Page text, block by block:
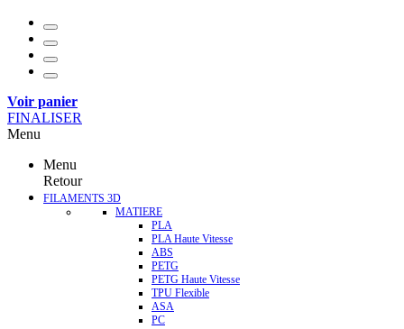
Voir panier
FINALISER
Menu
Menu
Retour
FILAMENTS 3D
MATIERE
PLA
PLA Haute Vitesse
ABS
PETG
PETG Haute Vitesse
TPU Flexible
ASA
PC